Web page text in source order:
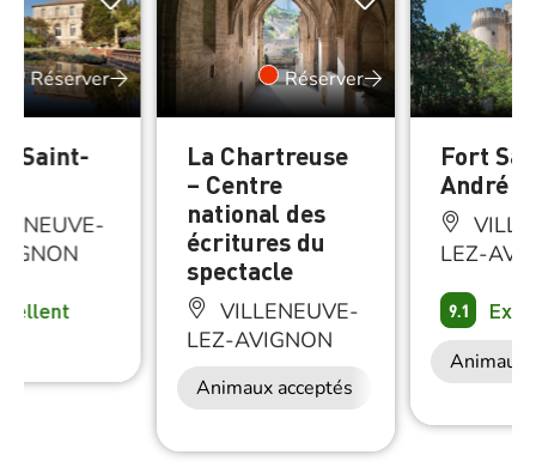
Réserver
Saint-
Réserver
La Chartreuse
– Centre
national des
écritures du
spectacle
VILLENEUVE-
LEZ-AVIGNON
Animaux acceptés
Fort
André
LEZ-
9.1
Animaux